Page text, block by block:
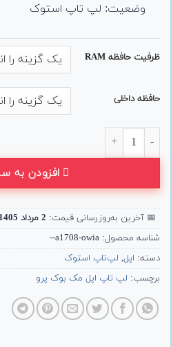
وضعیت: لپ تاپ استوک
ظرفیت حافظه RAM
حافظه داخلی
افزودن به
📅 آخرین به‌روزرسانی قیمت: 2 مرداد 1405
شناسه محصول: a1708-owia--
دسته: اپل, لپ‌تاپ استوک
برچسب: لپ تاپ اپل مک بوک پرو